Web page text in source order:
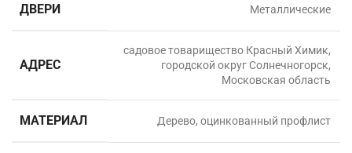
ДВЕРИ Металлические
АДРЕС
садовое товарищество Красный Химик,
городской округ Солнечногорск,
Московская область
МАТЕРИАЛ Дерево, оцинкованный профлист